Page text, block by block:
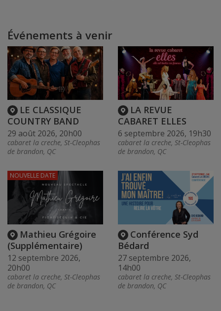
Événements à venir
LE CLASSIQUE
COUNTRY BAND
29 août 2026, 20h00
cabaret la creche, St-Cleophas
de brandon, QC
LA REVUE
CABARET ELLES
6 septembre 2026, 19h30
cabaret la creche, St-Cleophas
de brandon, QC
Mathieu Grégoire
(Supplémentaire)
12 septembre 2026,
20h00
cabaret la creche, St-Cleophas
de brandon, QC
NOUVELLE DATE
Conférence Syd
Bédard
27 septembre 2026,
14h00
cabaret la creche, St-Cleophas
de brandon, QC